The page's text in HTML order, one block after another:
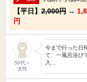
【平日】 2,000円 →
円
50代～
女性
今まで行った日
て、一風呂浴び
入…